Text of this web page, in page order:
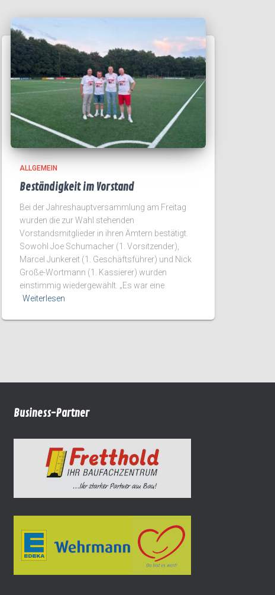
ALLGEMEIN
Beständigkeit im Vorstand
Bei der Jahreshauptversammlung am Freitag
wurden die zur Wahl stehenden
Vorstandsmitglieder in ihren Ämtern bestätigt.
Sowohl Joe Schumacher (1. Vorsitzender),
Marcel Junkereit (1. Geschäftsführer) und Nick
Große-Wortmann (1. Kassierer) wurden
einstimmig wiedergewählt. „Es war eine
Weiterlesen
Business-Partner